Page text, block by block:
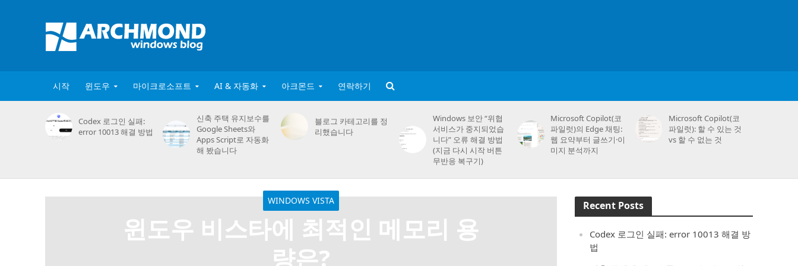
시작 윈도우 마이크로소프트 AI & 자동화 아크몬드 연락하기
Codex 로그인 실패:
error 10013 해결 방법
신축 주택 유지보수를
Google Sheets와
Apps Script로 자동화
해 봤습니다
블로그 카테고리를 정
리했습니다
Windows 보안 “위협
서비스가 중지되었습
니다” 오류 해결 방법
(지금 다시 시작 버튼
무반응 복구기)
Microsoft Copilot(코
파일럿)의 Edge 채팅:
웹 요약부터 글쓰기·이
미지 분석까지
Microsoft Copilot(코
파일럿): 할 수 있는 것
vs 할 수 없는 것
WINDOWS VISTA
윈도우 비스타에 최적인 메모리 용
량은?
Recent Posts
Codex 로그인 실패: error 10013 해결 방
법